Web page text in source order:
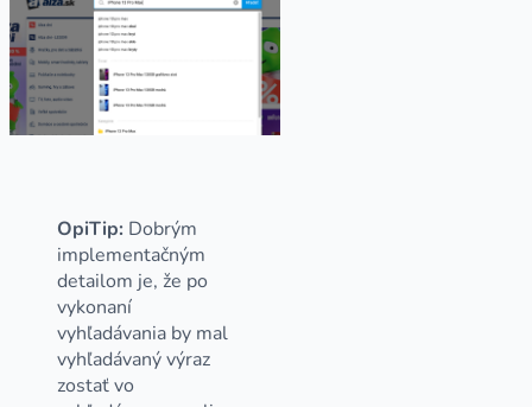
OpiTip: Dobrým
implementačným
detailom je, že po
vykonaní
vyhľadávania by mal
vyhľadávaný výraz
zostať vo